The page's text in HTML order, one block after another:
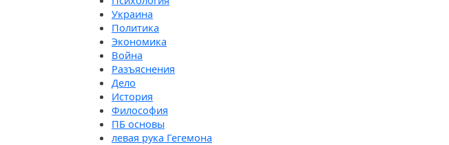
Украина
Политика
Экономика
Война
Разъяснения
Дело
История
Философия
ПБ основы
левая рука Гегемона